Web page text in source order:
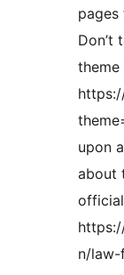
Don’t
theme
upon
about
n/law-